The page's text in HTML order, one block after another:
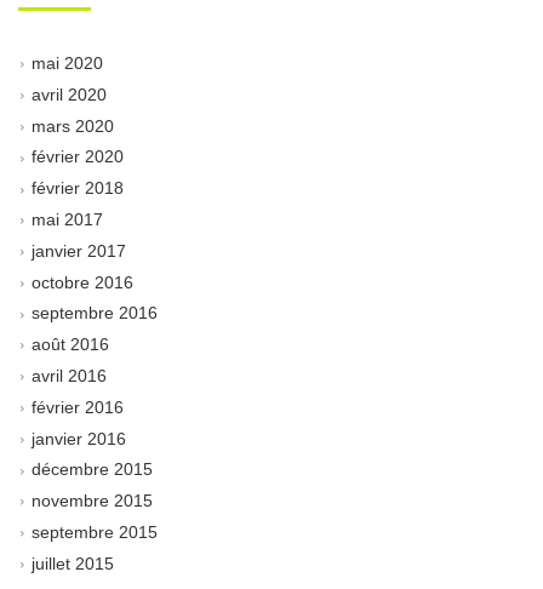
mai 2020
avril 2020
mars 2020
février 2020
février 2018
mai 2017
janvier 2017
octobre 2016
septembre 2016
août 2016
avril 2016
février 2016
janvier 2016
décembre 2015
novembre 2015
septembre 2015
juillet 2015